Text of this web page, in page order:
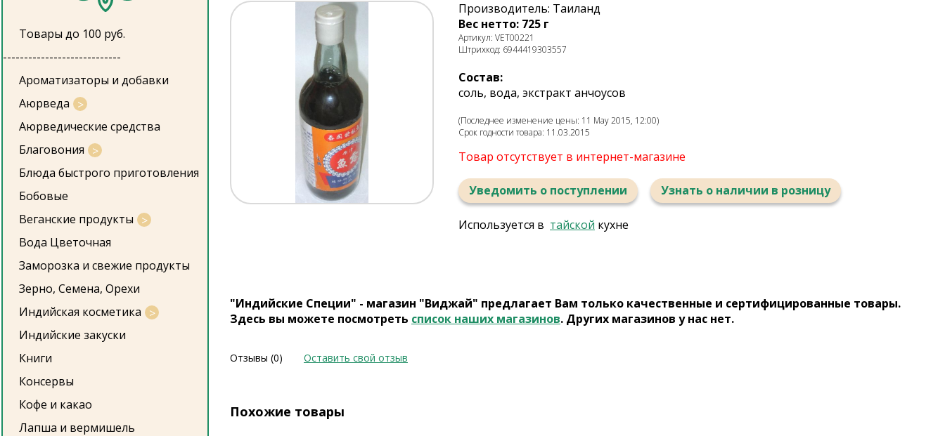
Товары до 100 руб.
----------------------------
Ароматизаторы и добавки
Аюрведа
Аюрведические средства
Благовония
Блюда быстрого приготовления
Бобовые
Веганские продукты
Вода Цветочная
Заморозка и свежие продукты
Зерно, Семена, Орехи
Индийская косметика
Индийские закуски
Книги
Консервы
Кофе и какао
Лапша и вермишель
Производитель: Таиланд
Вес нетто: 725 г
Артикул: VET00221
Штрихкод: 6944419303557
Состав:
соль, вода, экстракт анчоусов
(Последнее изменение цены: 11 May 2015, 12:00)
Срок годности товара: 11.03.2015
Товар отсутствует в интернет-магазине
Уведомить о поступлении Узнать о наличии в розницу
Используется в тайской кухне
"Индийские Специи" - магазин "Виджай" предлагает Вам только качественные и сертифицированные товары.
Здесь вы можете посмотреть список наших магазинов. Других магазинов у нас нет.
Отзывы (0) Оставить свой отзыв
Похожие товары